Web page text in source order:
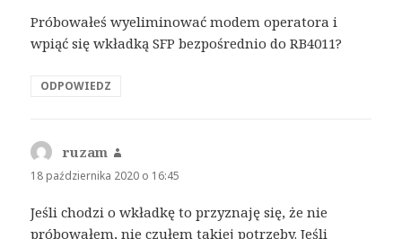
Próbowałeś wyeliminować modem operatora i
wpiąć się wkładką SFP bezpośrednio do RB4011?
ODPOWIEDZ
ruzam
18 października 2020 o 16:45
Jeśli chodzi o wkładkę to przyznaję się, że nie
próbowałem, nie czułem takiej potrzeby. Jeśli